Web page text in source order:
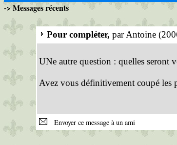
-> Messages récents
Pour compléter, par Antoine
UNe autre question : quelles seront
Avez vous définitivement coupé les
Envoyer ce message à un ami